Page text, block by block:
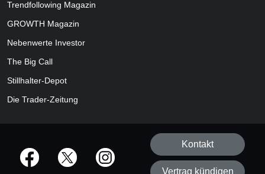
Trendfollowing Magazin
GROWTH Magazin
Nebenwerte Investor
The Big Call
Stillhalter-Depot
Die Trader-Zeitung
offizielle Social Media-Accounts
Kontakt
Vertrag kündigen